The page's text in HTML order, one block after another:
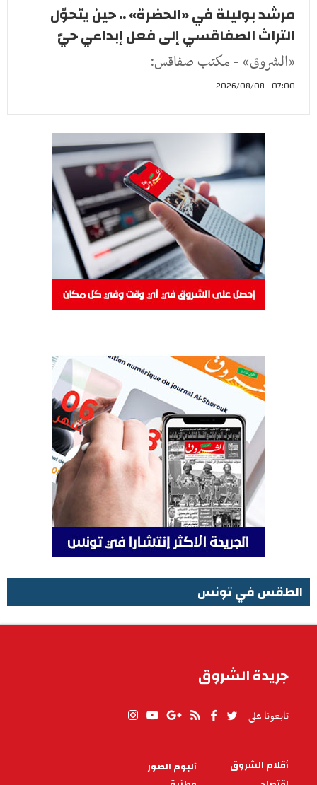
مرشد بوليلة في «الحضرة» .. حين يتحوّل
التراث الصفاقسي إلى فعل إبداعي حيّ
«الشروق» - مكتب صفاقس:
07:00 - 2026/08/08
الطقس في تونس
جريدة الشروق
تابعونا على
PIED
أقلام الشروق
ألبوم الصور